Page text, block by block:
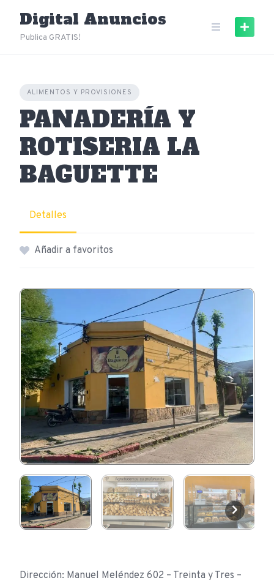
content
Digital Anuncios
Publica GRATIS!
ALIMENTOS Y PROVISIONES
PANADERÍA Y
ROTISERIA LA
BAGUETTE
Detalles
Añadir a favoritos
Dirección: Manuel Meléndez 602 – Treinta y Tres –